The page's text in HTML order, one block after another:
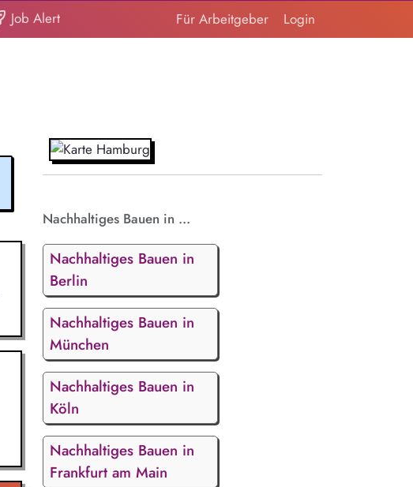
Job Alert Für Arbeitgeber Login
Nachhaltiges Bauen in ...
Nachhaltiges Bauen in
Berlin
Nachhaltiges Bauen in
München
Nachhaltiges Bauen in
Köln
Nachhaltiges Bauen in
Frankfurt am Main